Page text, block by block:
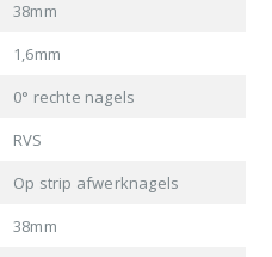
38mm
1,6mm
0° rechte nagels
RVS
Op strip afwerknagels
38mm